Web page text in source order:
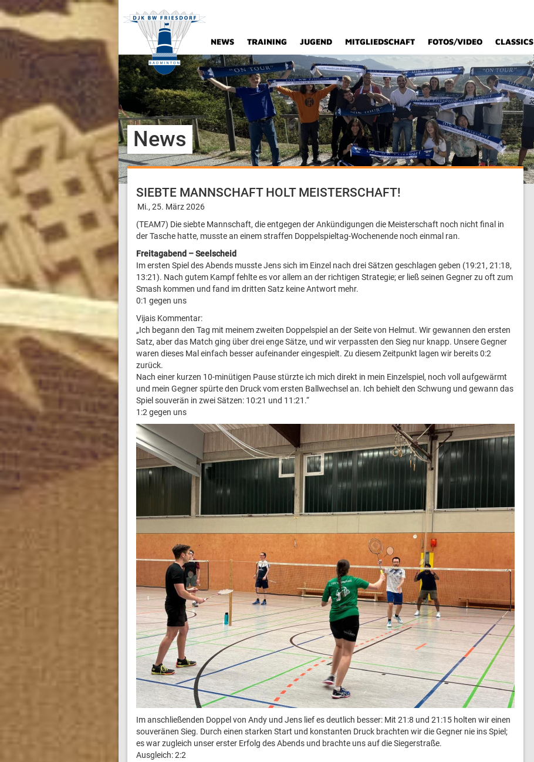
NEWS TRAINING JUGEND MITGLIEDSCHAFT FOTOS/VIDEO CLASSICS
News
SIEBTE MANNSCHAFT HOLT MEISTERSCHAFT!
Mi., 25. März 2026
(TEAM7) Die siebte Mannschaft, die entgegen der Ankündigungen die Meisterschaft noch nicht final in
der Tasche hatte, musste an einem straffen Doppelspieltag-Wochenende noch einmal ran.
Freitagabend – Seelscheid
Im ersten Spiel des Abends musste Jens sich im Einzel nach drei Sätzen geschlagen geben (19:21, 21:18,
13:21). Nach gutem Kampf fehlte es vor allem an der richtigen Strategie; er ließ seinen Gegner zu oft zum
Smash kommen und fand im dritten Satz keine Antwort mehr.
0:1 gegen uns
Vijais Kommentar:
„Ich begann den Tag mit meinem zweiten Doppelspiel an der Seite von Helmut. Wir gewannen den ersten
Satz, aber das Match ging über drei enge Sätze, und wir verpassten den Sieg nur knapp. Unsere Gegner
waren dieses Mal einfach besser aufeinander eingespielt. Zu diesem Zeitpunkt lagen wir bereits 0:2
zurück.
Nach einer kurzen 10-minütigen Pause stürzte ich mich direkt in mein Einzelspiel, noch voll aufgewärmt
und mein Gegner spürte den Druck vom ersten Ballwechsel an. Ich behielt den Schwung und gewann das
Spiel souverän in zwei Sätzen: 10:21 und 11:21.“
1:2 gegen uns
Im anschließenden Doppel von Andy und Jens lief es deutlich besser: Mit 21:8 und 21:15 holten wir einen
souveränen Sieg. Durch einen starken Start und konstanten Druck brachten wir die Gegner nie ins Spiel;
es war zugleich unser erster Erfolg des Abends und brachte uns auf die Siegerstraße.
Ausgleich: 2:2